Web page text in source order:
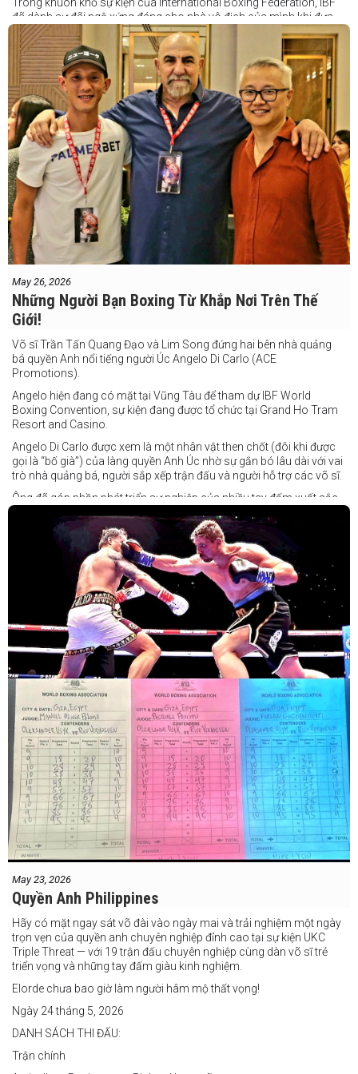
đã dành sự đãi ngộ xứng đáng cho nhà vô địch của mình khi đưa
Taduran đến Việt Nam bằng vé hạng thương gia.
Một chuyến đi hoàn toàn xứng đáng cho một “chiến binh đường xa”
thực thụ
May 26, 2026
Những Người Bạn Boxing Từ Khắp Nơi Trên Thế
Giới!
Võ sĩ Trần Tấn Quang Đạo và Lim Song đứng hai bên nhà quảng
bá quyền Anh nổi tiếng người Úc Angelo Di Carlo (ACE
Promotions).
Angelo hiện đang có mặt tại Vũng Tàu để tham dự IBF World
Boxing Convention, sự kiện đang được tổ chức tại Grand Ho Tram
Resort and Casino.
Angelo Di Carlo được xem là một nhân vật then chốt (đôi khi được
gọi là “bố già”) của làng quyền Anh Úc nhờ sự gắn bó lâu dài với vai
trò nhà quảng bá, người sắp xếp trận đấu và người hỗ trợ các võ sĩ.
Ông đã góp phần phát triển sự nghiệp của nhiều tay đấm xuất sắc,
gần đây nhất là cựu vô địch thế giới Liam Paro.
May 23, 2026
Quyền Anh Philippines
Hãy có mặt ngay sát võ đài vào ngày mai và trải nghiệm một ngày
trọn vẹn của quyền anh chuyên nghiệp đỉnh cao tại sự kiện UKC
Triple Threat — với 19 trận đấu chuyên nghiệp cùng dàn võ sĩ trẻ
triển vọng và những tay đấm giàu kinh nghiệm.
Elorde chưa bao giờ làm người hâm mộ thất vọng!
Ngày 24 tháng 5, 2026
DANH SÁCH THI ĐẤU:
Trận chính